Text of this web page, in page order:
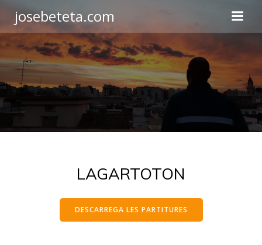
content
josebeteta.com
LAGARTOTON
DESCARREGA LES PARTITURES